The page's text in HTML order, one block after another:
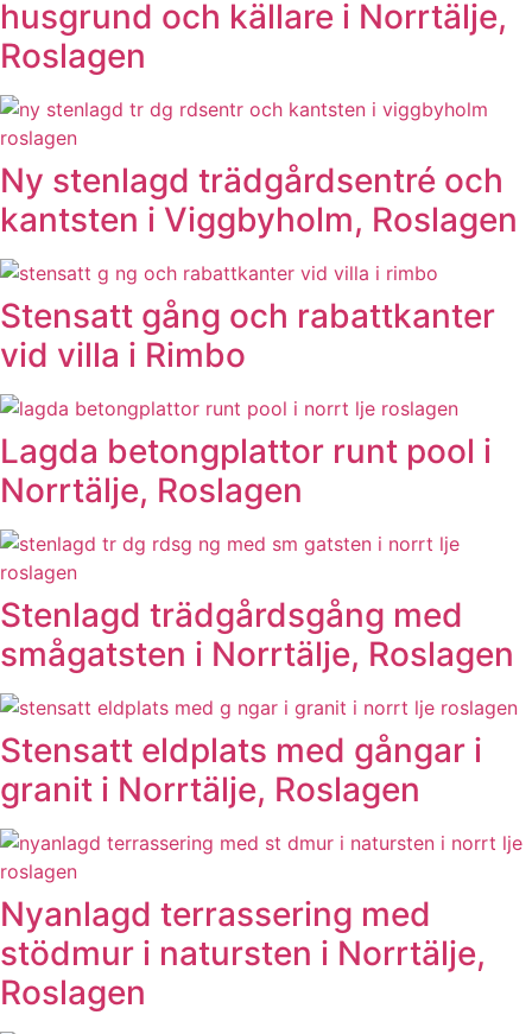
husgrund och källare i Norrtälje,
Roslagen
Ny stenlagd trädgårdsentré och
kantsten i Viggbyholm, Roslagen
Stensatt gång och rabattkanter
vid villa i Rimbo
Lagda betongplattor runt pool i
Norrtälje, Roslagen
Stenlagd trädgårdsgång med
smågatsten i Norrtälje, Roslagen
Stensatt eldplats med gångar i
granit i Norrtälje, Roslagen
Nyanlagd terrassering med
stödmur i natursten i Norrtälje,
Roslagen